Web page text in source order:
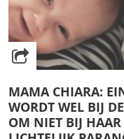
MAMA CHIARA:
WORDT WEL BIJ
OM NIET BIJ HAAR